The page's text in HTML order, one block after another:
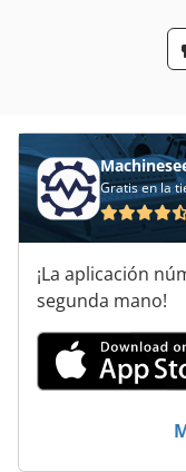
Gratis en la
¡La aplicación
segunda mano!